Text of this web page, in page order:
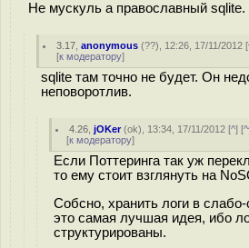
Не мускуль а православный
3.17 ,anonymous (??), 12:26, 17/11/2012 [
[к модератору]
sqlite там точно не будет. Он
неповоротлив.
4.26 ,jOKer(ok), 13:34, 17/11/2012 [^] [
[к модератору]
Если Поттеринга так уж
то ему стоит взглянуть на
Собсно, хранить логи в
это самая лучшая идея, ибо
структурированы.